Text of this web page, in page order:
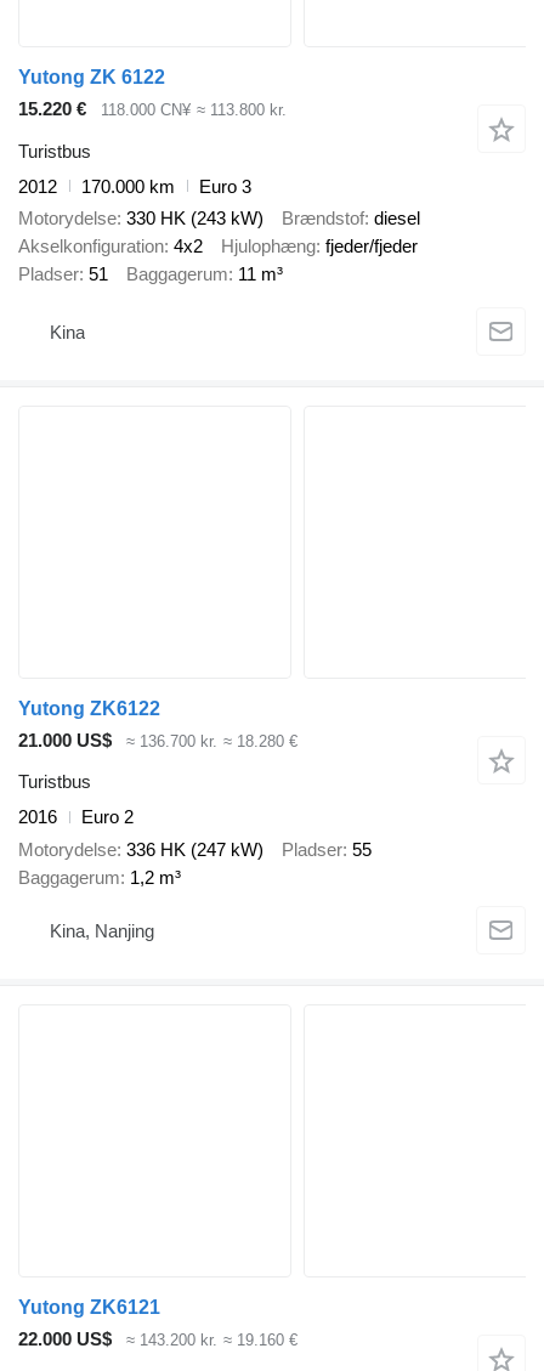
Yutong ZK 6122
15.220 €
118.000 CN¥ ≈ 113.800 kr.
Turistbus
2012
170.000 km
Euro 3
Motorydelse 330 HK (243 kW) Brændstof diesel
Akselkonfiguration 4x2 Hjulophæng fjeder/fjeder
Pladser 51 Baggagerum 11 m³
Kina
Yutong ZK6122
21.000 US$
≈ 136.700 kr. ≈ 18.280 €
Turistbus
2016
Euro 2
Motorydelse 336 HK (247 kW) Pladser 55
Baggagerum 1,2 m³
Kina, Nanjing
Yutong ZK6121
22.000 US$
≈ 143.200 kr. ≈ 19.160 €